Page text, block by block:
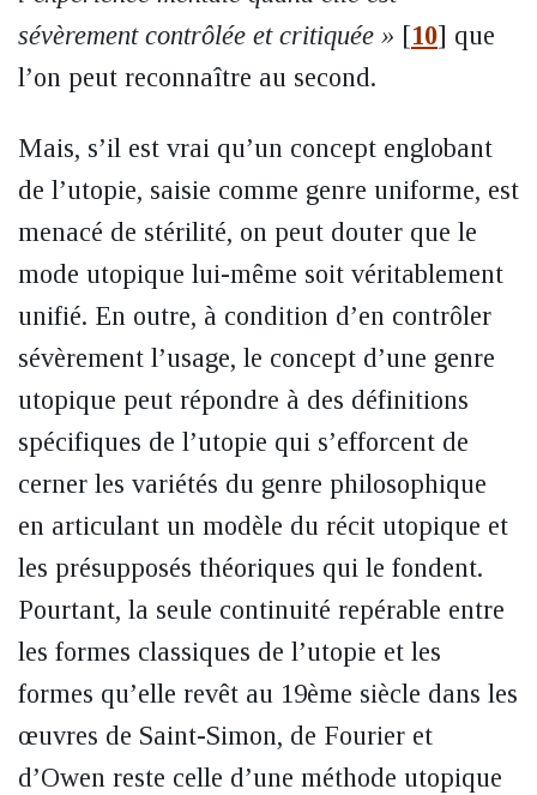
sévèrement contrôlée et critiquée » [10] que
l’on peut reconnaître au second.
Mais, s’il est vrai qu’un concept englobant
de l’utopie, saisie comme genre uniforme, est
menacé de stérilité, on peut douter que le
mode utopique lui-même soit véritablement
unifié. En outre, à condition d’en contrôler
sévèrement l’usage, le concept d’une genre
utopique peut répondre à des définitions
spécifiques de l’utopie qui s’efforcent de
cerner les variétés du genre philosophique
en articulant un modèle du récit utopique et
les présupposés théoriques qui le fondent.
Pourtant, la seule continuité repérable entre
les formes classiques de l’utopie et les
formes qu’elle revêt au 19ème siècle dans les
œuvres de Saint-Simon, de Fourier et
d’Owen reste celle d’une méthode utopique